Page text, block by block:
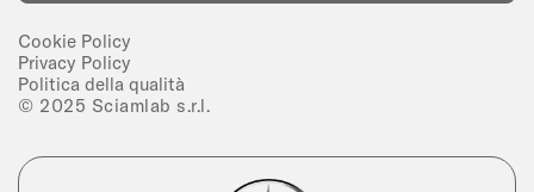
Cookie Policy
Privacy Policy
Politica della qualità
© 2025 Sciamlab s.r.l.